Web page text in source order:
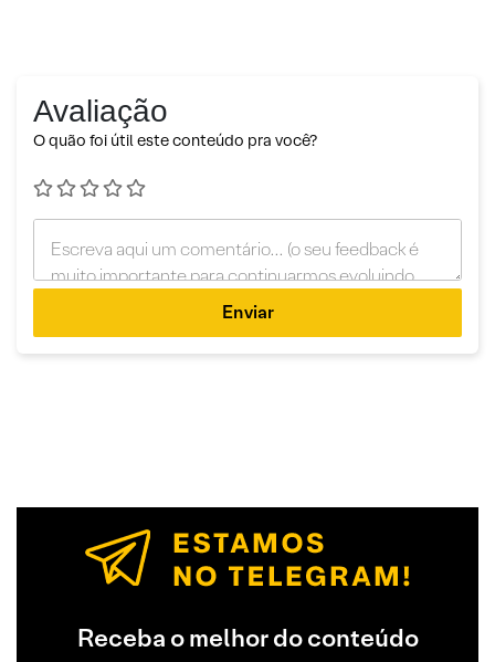
Avaliação
O quão foi útil este conteúdo pra você?
Enviar
Receba o melhor do conteúdo